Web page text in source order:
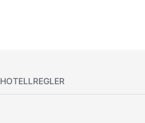
HOTELLREGLER